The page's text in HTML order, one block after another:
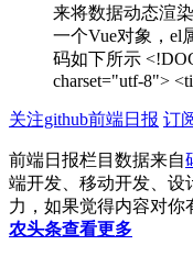
来将数据动态渲
一个Vue对象，el
码如下所示
charset="utf-8">
关注github前端日报 订
前端日报栏目数据来自
端开发、移动开发、设
力，如果觉得内容对你
农头条查看更多